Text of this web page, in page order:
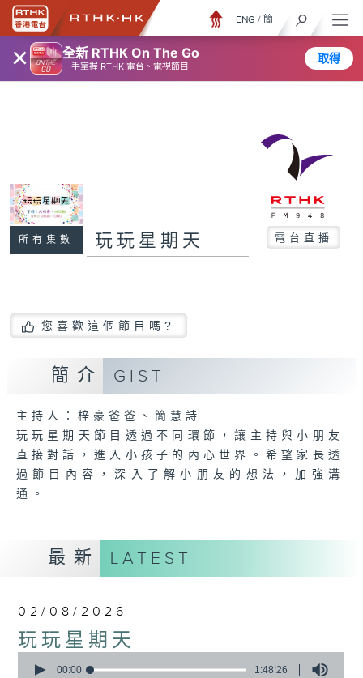
× 全新 RTHK On The Go
一手掌握 RTHK 電台、電視節目
取得
ENG / 簡
所有集數 玩玩星期天 電台直播
您喜歡這個節目嗎?
簡介 GIST
主持人：梓豪爸爸、簡慧詩
玩玩星期天節目透過不同環節，讓主持與小朋友
直接對話，進入小孩子的內心世界。希望家長透
過節目內容，深入了解小朋友的想法，加強溝
通。
最新 LATEST
02/08/2026
玩玩星期天
seconds
00:00 1:48:26